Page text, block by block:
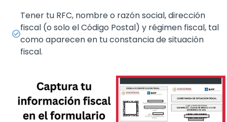
Tener tu RFC, nombre o razón social, dirección
fiscal (o solo el Código Postal) y régimen fiscal, tal
como aparecen en tu constancia de situación
fiscal.